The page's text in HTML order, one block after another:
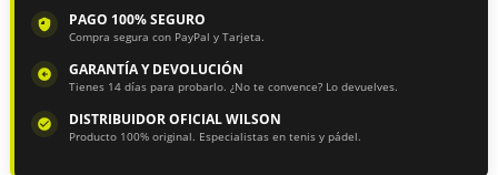
PAGO 100% SEGURO
Compra segura con PayPal y Tarjeta.
GARANTÍA Y DEVOLUCIÓN
Tienes 14 días para probarlo. ¿No te convence? Lo devuelves.
DISTRIBUIDOR OFICIAL WILSON
Producto 100% original. Especialistas en tenis y pádel.